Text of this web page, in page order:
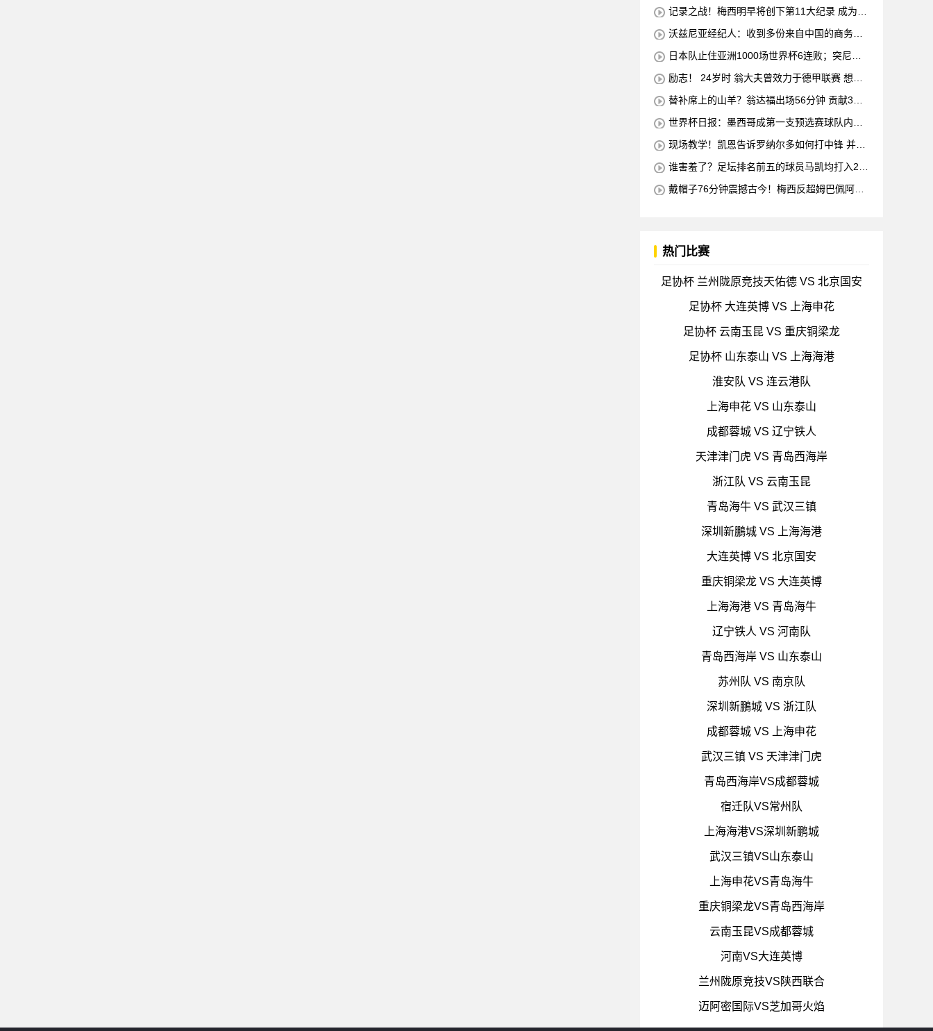
记录之战！梅西明早将创下第11大纪录 成为历
沃兹尼亚经纪人：收到多份来自中国的商务邀
日本队止住亚洲1000场世界杯6连败；突尼斯
励志！ 24岁时 翁大夫曾效力于德甲联赛 想要
替补席上的山羊？翁达福出场56分钟 贡献3球2
世界杯日报：墨西哥成第一支预选赛球队内马
现场教学！凯恩告诉罗纳尔多如何打中锋 并举
谁害羞了？足坛排名前五的球员马凯均打入2球
戴帽子76分钟震撼古今！梅西反超姆巴佩阿根
热门比赛
足协杯 兰州陇原竞技天佑德 VS 北京国安
足协杯 大连英博 VS 上海申花
足协杯 云南玉昆 VS 重庆铜梁龙
足协杯 山东泰山 VS 上海海港
淮安队 VS 连云港队
上海申花 VS 山东泰山
成都蓉城 VS 辽宁铁人
天津津门虎 VS 青岛西海岸
浙江队 VS 云南玉昆
青岛海牛 VS 武汉三镇
深圳新鵬城 VS 上海海港
大连英博 VS 北京国安
重庆铜梁龙 VS 大连英博
上海海港 VS 青岛海牛
辽宁铁人 VS 河南队
青岛西海岸 VS 山东泰山
苏州队 VS 南京队
深圳新鵬城 VS 浙江队
成都蓉城 VS 上海申花
武汉三镇 VS 天津津门虎
青岛西海岸VS成都蓉城
宿迁队VS常州队
上海海港VS深圳新鹏城
武汉三镇VS山东泰山
上海申花VS青岛海牛
重庆铜梁龙VS青岛西海岸
云南玉昆VS成都蓉城
河南VS大连英博
兰州陇原竞技VS陕西联合
迈阿密国际VS芝加哥火焰